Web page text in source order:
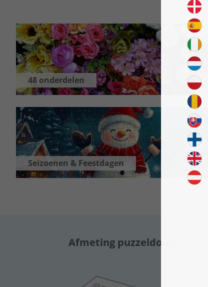
48 onderdelen
Seizoenen & Feestdagen
Afmeting puzzeldoos: